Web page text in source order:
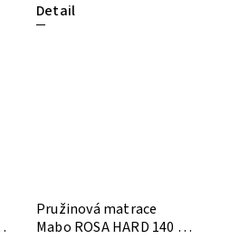
Detail
Pružinová matrace
Mabo ROSA HARD 140 x